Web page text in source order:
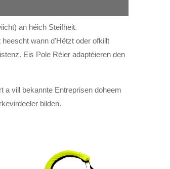
an héich Steifheit.
wann d'Hëtzt oder ofkillt
Eis Pole Réier adaptéieren den
a vill bekannte Entreprisen doheem
bilden.